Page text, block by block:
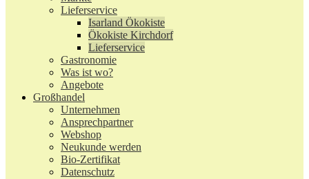
Lieferservice
Isarland Ökokiste
Ökokiste Kirchdorf
Lieferservice
Gastronomie
Was ist wo?
Angebote
Großhandel
Unternehmen
Ansprechpartner
Webshop
Neukunde werden
Bio-Zertifikat
Datenschutz